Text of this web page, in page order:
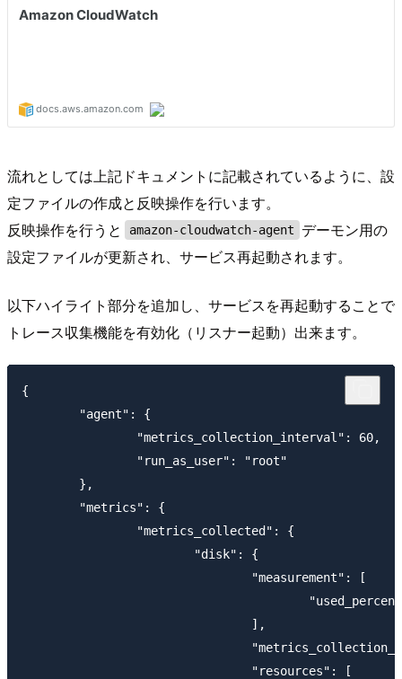
流れとしては上記ドキュメントに記載されているように、設
定ファイルの作成と反映操作を行います。
反映操作を行うと
amazon-cloudwatch-agent
デーモン用の
設定ファイルが更新され、サービス再起動されます。
以下ハイライト部分を追加し、サービスを再起動することで
トレース収集機能を有効化（リスナー起動）出来ます。
{
        "agent": {
                "metrics_collection_interval": 60,
                "run_as_user": "root"
        },
        "metrics": {
                "metrics_collected": {
                        "disk": {
                                "measurement": [
                                ],
                                "resources": [